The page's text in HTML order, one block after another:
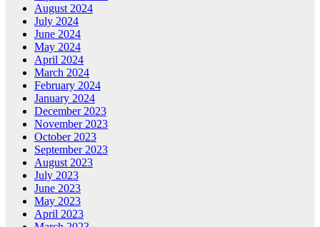
August 2024
July 2024
June 2024
May 2024
April 2024
March 2024
February 2024
January 2024
December 2023
November 2023
October 2023
September 2023
August 2023
July 2023
June 2023
May 2023
April 2023